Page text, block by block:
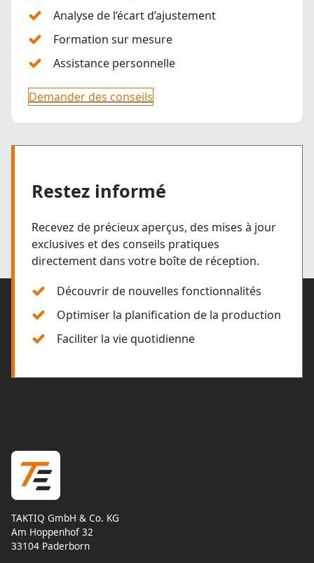
Analyse de l’écart d’ajustement
Formation sur mesure
Assistance personnelle
Demander des conseils
Restez informé
Recevez de précieux aperçus, des mises à jour
exclusives et des conseils pratiques
directement dans votre boîte de réception.
Découvrir de nouvelles fonctionnalités
Optimiser la planification de la production
Faciliter la vie quotidienne
TAKTIQ GmbH & Co. KG
Am Hoppenhof 32
33104 Paderborn